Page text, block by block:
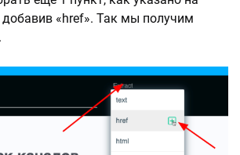
«href». Так мы получим